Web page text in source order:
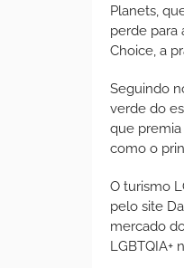
Planets,
perde para
Choice, a
Seguindo
verde do
que premia
como o
O turismo
pelo site
mercado
LGBTQIA+